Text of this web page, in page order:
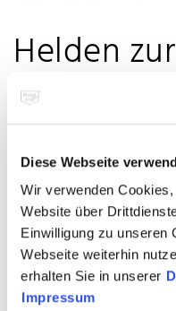
Diese Webseite
Wir verwenden
Website über
Einwilligung zu unseren
Webseite weiterhin
erhalten Sie in unserer
Impressum
Helden
Stunde
Pünktlich zur Tube & Wire
setzt der
auch auf die Kraft der
Treffs“ in Düsseldorf,
Verband 20.000 Exemplare
„Hero“ und
Szenekneipe, Restaurant